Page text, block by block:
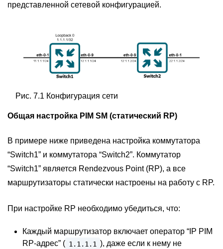
представленной сетевой конфигурацией.
Рис. 7.1 Конфигурация сети
Общая настройка PIM SM (статический RP)
В примере ниже приведена настройка коммутатора
“Switch1” и коммутатора “Switch2”. Коммутатор
“Switch1” является Rendezvous Point (RP), а все
маршрутизаторы статически настроены на работу с RP.
При настройке RP необходимо убедиться, что:
Каждый маршрутизатор включает оператор “IP PIM
RP-адрес” ( 1.1.1.1 ), даже если к нему не